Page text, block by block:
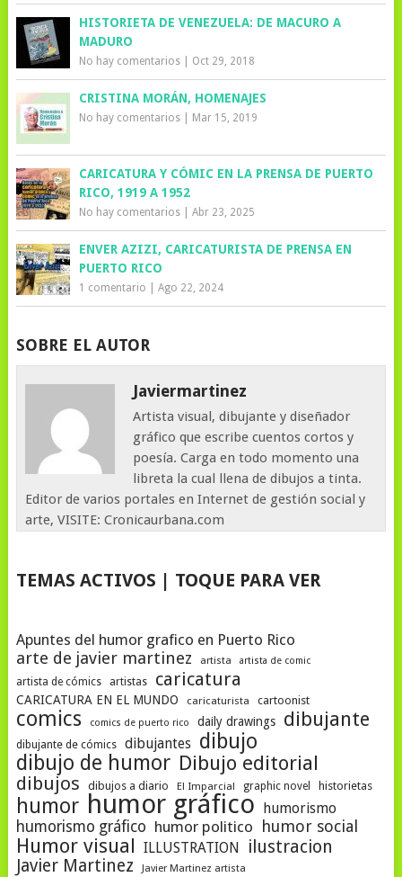
HISTORIETA DE VENEZUELA: DE MACURO A
MADURO
No hay comentarios| Oct 29, 2018
CRISTINA MORÁN, HOMENAJES
No hay comentarios| Mar 15, 2019
CARICATURA Y CÓMIC EN LA PRENSA DE PUERTO
RICO, 1919 A 1952
No hay comentarios| Abr 23, 2025
ENVER AZIZI, CARICATURISTA DE PRENSA EN
PUERTO RICO
1 comentario Ago 22, 2024
SOBRE EL AUTOR
Javiermartinez
Artista visual, dibujante y diseñador
gráfico que escribe cuentos cortos y
poesía. Carga en todo momento una
libreta la cual llena de dibujos a tinta.
Editor de varios portales en Internet de gestión social y
arte, VISITE: Cronicaurbana.com
TEMAS ACTIVOS | TOQUE PARA VER
Apuntes del humor grafico en Puerto Rico
arte de javier martinez artista artista de comic
artista de cómics artistas caricatura
CARICATURA EN EL MUNDO caricaturista cartoonist
comics comics de puerto rico daily drawings dibujante
dibujante de cómics dibujantes dibujo
dibujo de humor Dibujo editorial
dibujos dibujos a diario El Imparcial graphic novel historietas
humor humor gráfico humorismo
humorismo gráfico humor politico humor social
Humor visual ILLUSTRATION
ilustracion
Javier Martinez
Javier Martinez artista